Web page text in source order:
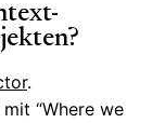
.
“Where we